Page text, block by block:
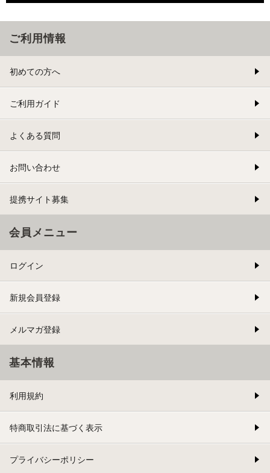
ご利用情報
初めての方へ
ご利用ガイド
よくある質問
お問い合わせ
提携サイト募集
会員メニュー
ログイン
新規会員登録
メルマガ登録
基本情報
利用規約
特商取引法に基づく表示
プライバシーポリシー